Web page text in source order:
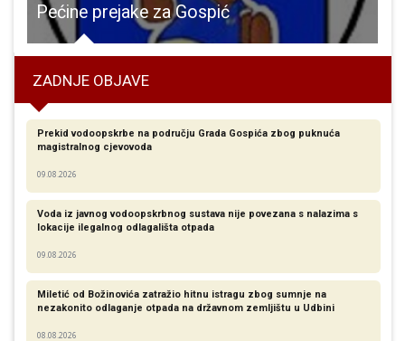
Pećine prejake za Gospić
ZADNJE OBJAVE
Prekid vodoopskrbe na području Grada Gospića zbog puknuća
magistralnog cjevovoda
09.08.2026
Voda iz javnog vodoopskrbnog sustava nije povezana s nalazima s
lokacije ilegalnog odlagališta otpada
09.08.2026
Miletić od Božinovića zatražio hitnu istragu zbog sumnje na
nezakonito odlaganje otpada na državnom zemljištu u Udbini
08.08.2026